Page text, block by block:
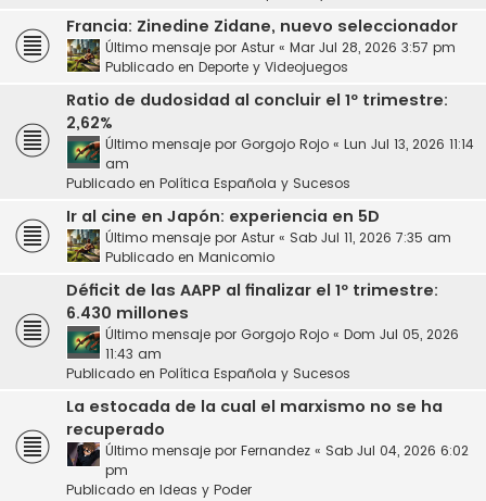
Francia: Zinedine Zidane, nuevo seleccionador
Último mensaje por Astur « Mar Jul 28, 2026 3:57 pm
Publicado en Deporte y Videojuegos
Ratio de dudosidad al concluir el 1º trimestre:
2,62%
Último mensaje por Gorgojo Rojo « Lun Jul 13, 2026 11:14
am
Publicado en Política Española y Sucesos
Ir al cine en Japón: experiencia en 5D
Último mensaje por Astur « Sab Jul 11, 2026 7:35 am
Publicado en Manicomio
Déficit de las AAPP al finalizar el 1º trimestre:
6.430 millones
Último mensaje por Gorgojo Rojo « Dom Jul 05, 2026
11:43 am
Publicado en Política Española y Sucesos
La estocada de la cual el marxismo no se ha
recuperado
Último mensaje por Fernandez « Sab Jul 04, 2026 6:02
pm
Publicado en Ideas y Poder